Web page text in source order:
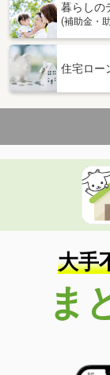
暮らしの
(補助金・
住宅ロー
大手
ま